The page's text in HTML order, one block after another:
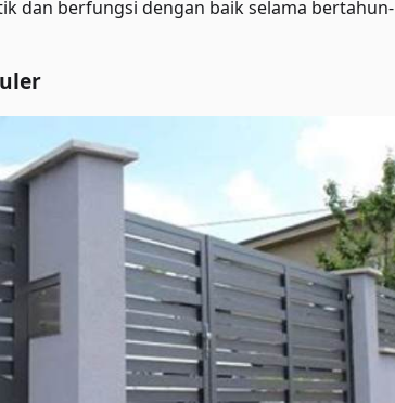
dan berfungsi dengan baik selama bertahun-